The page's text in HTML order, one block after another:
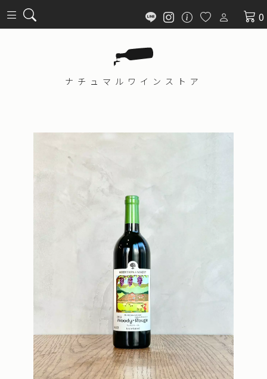
0
ナチュマル ワインストア